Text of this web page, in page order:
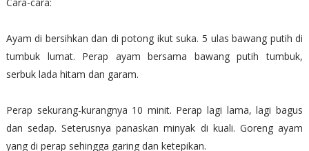
Ayam di bersihkan dan di potong ikut suka. 5 ulas bawang putih di
tumbuk lumat. Perap ayam bersama bawang putih tumbuk,
serbuk lada hitam dan garam.
Perap sekurang-kurangnya 10 minit. Perap lagi lama, lagi bagus
dan sedap. Seterusnya panaskan minyak di kuali. Goreng ayam
yang di perap sehingga garing dan ketepikan.